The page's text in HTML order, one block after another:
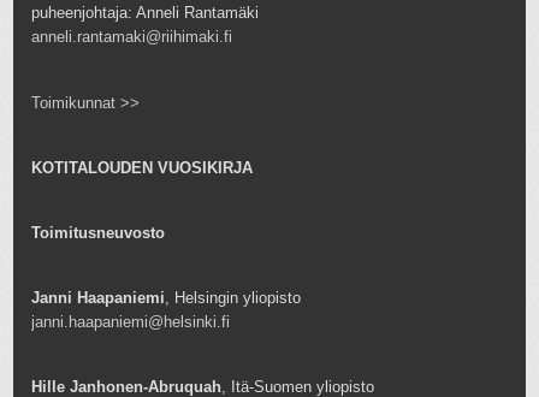
puheenjohtaja: Anneli Rantamäki
anneli.rantamaki@riihimaki.fi
Toimikunnat >>
KOTITALOUDEN VUOSIKIRJA
Toimitusneuvosto
Janni Haapaniemi , Helsingin yliopisto
janni.haapaniemi@helsinki.fi
Hille Janhonen-Abruquah , Itä-Suomen yliopisto